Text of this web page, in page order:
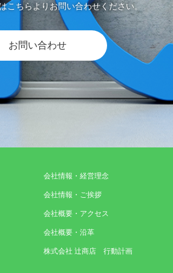
こちらよりお問い合わせください。
お問い合わせ
会社情報・経営理念
会社情報・ご挨拶
会社概要・アクセス
会社概要・沿革
株式会社 辻商店 行動計画